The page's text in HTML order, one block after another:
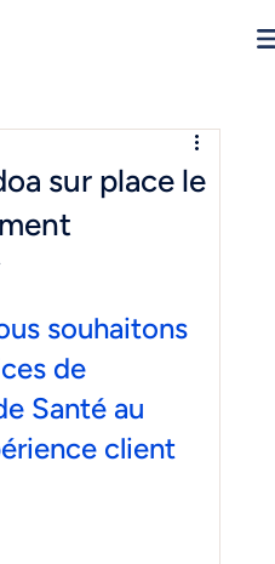
sur place le
souhaitons
de
Santé au
client